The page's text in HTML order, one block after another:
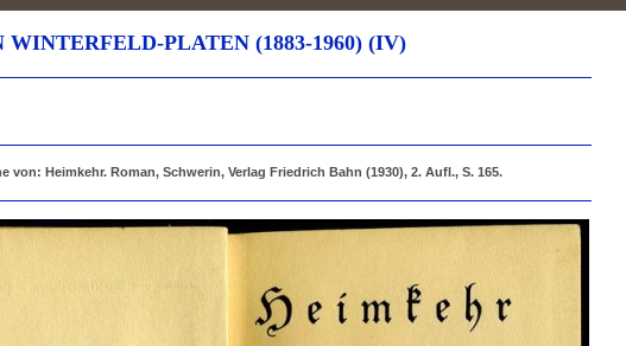
PLATEN (1883-1960) (IV)
von: Heimkehr. Roman, Schwerin, Verlag Friedrich Bahn (1930), 2. Aufl., S. 165.